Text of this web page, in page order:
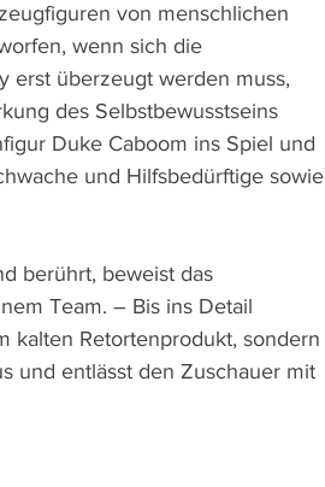
von menschlichen
wenn sich die
erst überzeugt werden muss,
des Selbstbewusstseins
Duke Caboom ins Spiel und
und Hilfsbedürftige sowie
berührt, beweist das
Team. – Bis ins Detail
kalten Retortenprodukt, sondern
und entlässt den Zuschauer mit